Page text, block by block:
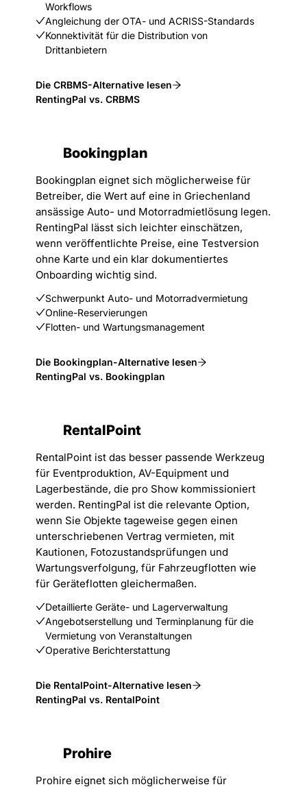
Workflows
Angleichung der OTA- und ACRISS-Standards
Konnektivität für die Distribution von
Drittanbietern
Die CRBMS-Alternative lesen
RentingPal vs. CRBMS
Bookingplan
Bookingplan eignet sich möglicherweise für
Betreiber, die Wert auf eine in Griechenland
ansässige Auto- und Motorradmietlösung legen.
RentingPal lässt sich leichter einschätzen,
wenn veröffentlichte Preise, eine Testversion
ohne Karte und ein klar dokumentiertes
Onboarding wichtig sind.
Schwerpunkt Auto- und Motorradvermietung
Online-Reservierungen
Flotten- und Wartungsmanagement
Die Bookingplan-Alternative lesen
RentingPal vs. Bookingplan
RentalPoint
RentalPoint ist das besser passende Werkzeug
für Eventproduktion, AV-Equipment und
Lagerbestände, die pro Show kommissioniert
werden. RentingPal ist die relevante Option,
wenn Sie Objekte tageweise gegen einen
unterschriebenen Vertrag vermieten, mit
Kautionen, Fotozustandsprüfungen und
Wartungsverfolgung, für Fahrzeugflotten wie
für Geräteflotten gleichermaßen.
Detaillierte Geräte- und Lagerverwaltung
Angebotserstellung und Terminplanung für die
Vermietung von Veranstaltungen
Operative Berichterstattung
Die RentalPoint-Alternative lesen
RentingPal vs. RentalPoint
Prohire
Prohire eignet sich möglicherweise für